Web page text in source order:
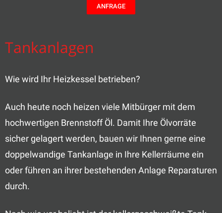
ANFRAGE
Tankanlagen
Wie wird Ihr Heizkessel betrieben?
Auch heute noch heizen viele Mitbürger mit dem
hochwertigen Brennstoff Öl. Damit Ihre Ölvorräte
sicher gelagert werden, bauen wir Ihnen gerne eine
doppelwandige Tankanlage in Ihre Kellerräume ein
oder führen an ihrer bestehenden Anlage Reparaturen
durch.